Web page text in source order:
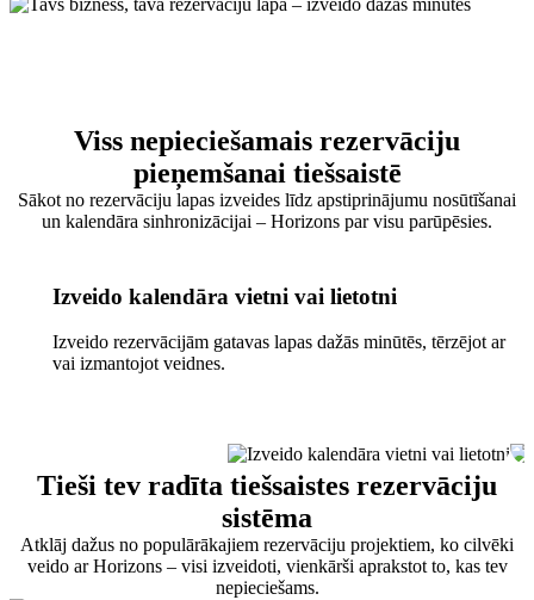
Viss nepieciešamais rezervāciju
pieņemšanai tiešsaistē
Sākot no rezervāciju lapas izveides līdz apstiprinājumu nosūtīšanai
un kalendāra sinhronizācijai – Horizons par visu parūpēsies.
Izveido kalendāra vietni vai lietotni
Izveido rezervācijām gatavas lapas dažās minūtēs, tērzējot ar MI
vai izmantojot veidnes.
Tieši tev radīta tiešsaistes rezervāciju
sistēma
Atklāj dažus no populārākajiem rezervāciju projektiem, ko cilvēki
veido ar Horizons – visi izveidoti, vienkārši aprakstot to, kas tev
nepieciešams.